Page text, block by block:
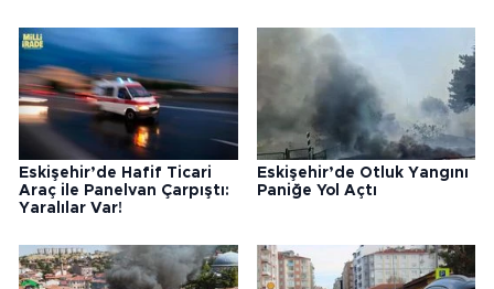
Eskişehir’de Hafif Ticari
Araç ile Panelvan Çarpıştı:
Yaralılar Var!
Eskişehir’de Otluk Yangını
Paniğe Yol Açtı